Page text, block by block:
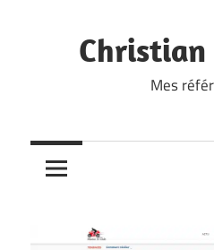
Mes